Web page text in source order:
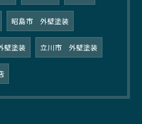
昭島市 外壁塗装
壁塗装 立川市 外壁塗装